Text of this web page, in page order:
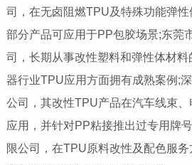
司，在无卤阻燃TPU及特殊功能弹性
部分产品可应用于PP包胶场景;东莞
司，长期从事改性塑料和弹性体材
器行业TPU应用方面拥有成熟案例;
公司，其改性TPU产品在汽车线束
应用，并针对PP粘接推出过专用牌
限公司，在TPU原料改性及配色服